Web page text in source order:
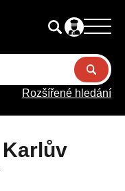
Rozšířené hledání